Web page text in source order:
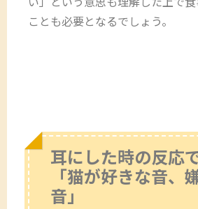
ことも必要となるでしょう。
耳にした時の反応
「猫が好きな音、
音」